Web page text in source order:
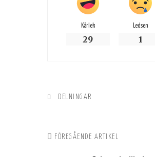
Kärlek
29
Ledsen
1
DELNINGAR
FÖREGÅENDE ARTIKEL